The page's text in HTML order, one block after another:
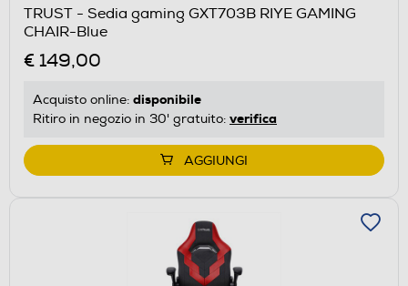
TRUST - Sedia gaming GXT703B RIYE GAMING
CHAIR-Blue
€ 149,00
Acquisto online: disponibile
Ritiro in negozio in 30' gratuito: verifica
AGGIUNGI